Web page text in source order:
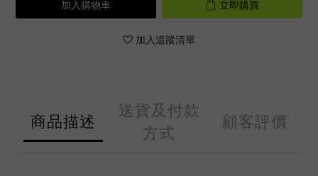
加入購物車 立即購買
加入追蹤清單
商品描述
送貨及付款
方式
顧客評價